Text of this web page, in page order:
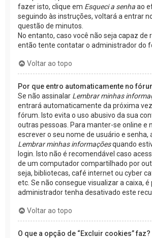
fazer isto, clique em Esqueci a senhaao
seguindo às instruções, voltará a entrar
questão de minutos.
No entanto, caso você não seja capaz de
então tente contatar o administrador do
Voltar ao topo
Por que entro automaticamente no
Se não assinalar Lembrar minhas
entrará automaticamente da próxima
fórum. Isto evita o uso abusivo da sua
outras pessoas. Para manter-se online e
escrever o seu nome de usuário e senha,
Lembrar minhas informaçõesquando
login. Isto não é recomendável caso
de um computador compartilhado por
seja, bibliotecas, café internet ou cyber
etc. Se não consegue visualizar a caixa, é
administrador tenha desativado este
Voltar ao topo
O que a opção de “Excluir cookies” faz?